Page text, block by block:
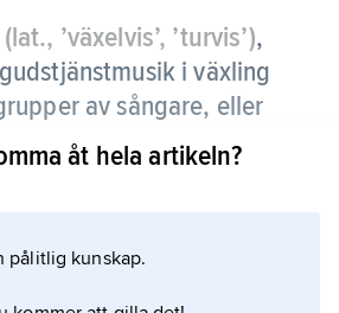
(lat., ’växelvis’, ’turvis’),
i växling
av sångare, eller
och instrument.
och därur framkom
åt hela artikeln?
pålitlig kunskap.